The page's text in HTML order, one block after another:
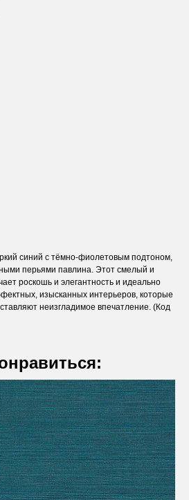
синий с тёмно-фиолетовым подтоном,
перьями павлина. Этот смелый и
роскошь и элегантность и идеально
изысканных интерьеров, которые
неизгладимое впечатление. (Код
и